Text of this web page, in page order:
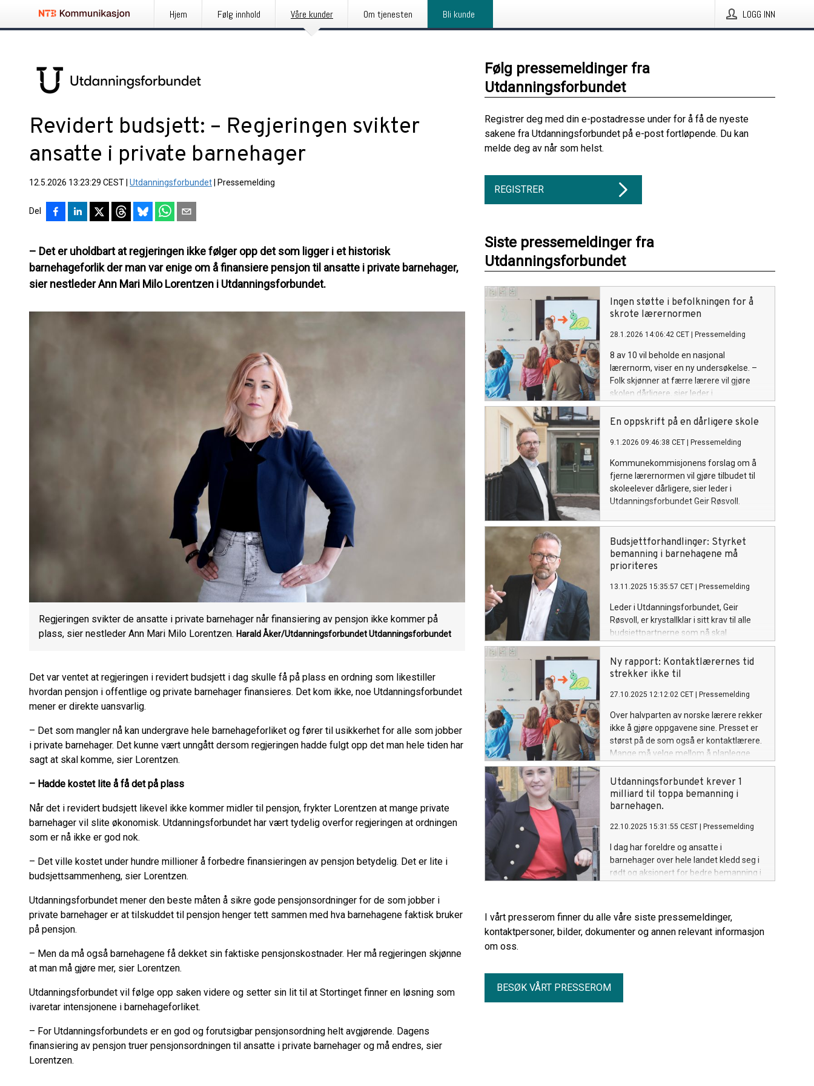
Hjem Følg innhold Våre kunder Om tjenesten Bli kunde LOGG INN
Revidert budsjett: – Regjeringen svikter
ansatte i private barnehager
12.5.2026 13:23:29 CEST Utdanningsforbundet Pressemelding
Del
– Det er uholdbart at regjeringen ikke følger opp det som ligger i et historisk
barnehageforlik der man var enige om å finansiere pensjon til ansatte i private barnehager,
sier nestleder Ann Mari Milo Lorentzen i Utdanningsforbundet.
Regjeringen svikter de ansatte i private barnehager når finansiering av pensjon ikke kommer på
plass, sier nestleder Ann Mari Milo Lorentzen. Harald Åker/UtdanningsforbundetUtdanningsforbundet
Det var ventet at regjeringen i revidert budsjett i dag skulle få på plass en ordning som likestiller
hvordan pensjon i offentlige og private barnehager finansieres. Det kom ikke, noe Utdanningsforbundet
mener er direkte uansvarlig.
– Det som mangler nå kan undergrave hele barnehageforliket og fører til usikkerhet for alle som jobber
i private barnehager. Det kunne vært unngått dersom regjeringen hadde fulgt opp det man hele tiden har
sagt at skal komme, sier Lorentzen.
– Hadde kostet lite å få det på plass
Når det i revidert budsjett likevel ikke kommer midler til pensjon, frykter Lorentzen at mange private
barnehager vil slite økonomisk. Utdanningsforbundet har vært tydelig overfor regjeringen at ordningen
som er nå ikke er god nok.
– Det ville kostet under hundre millioner å forbedre finansieringen av pensjon betydelig. Det er lite i
budsjettsammenheng, sier Lorentzen.
Utdanningsforbundet mener den beste måten å sikre gode pensjonsordninger for de som jobber i
private barnehager er at tilskuddet til pensjon henger tett sammen med hva barnehagene faktisk bruker
på pensjon.
– Men da må også barnehagene få dekket sin faktiske pensjonskostnader. Her må regjeringen skjønne
at man må gjøre mer, sier Lorentzen.
Utdanningsforbundet vil følge opp saken videre og setter sin lit til at Stortinget finner en løsning som
ivaretar intensjonene i barnehageforliket.
– For Utdanningsforbundets er en god og forutsigbar pensjonsordning helt avgjørende. Dagens
finansiering av pensjon truer pensjonsordningen til ansatte i private barnehager og må endres, sier
Lorentzen.
Følg pressemeldinger fra
Utdanningsforbundet
Registrer deg med din e-postadresse under for å få de nyeste
sakene fra Utdanningsforbundet på e-post fortløpende. Du kan
melde deg av når som helst.
REGISTRER
Siste pressemeldinger fra
Utdanningsforbundet
Ingen støtte i befolkningen for å
skrote lærernormen
28.1.2026 14:06:42 CET Pressemelding
8 av 10 vil beholde en nasjonal
lærernorm, viser en ny undersøkelse. –
Folk skjønner at færre lærere vil gjøre
skolen dårligere, sier leder i
Utdanningsforbundet Geir Røsvoll.
En oppskrift på en dårligere skole
9.1.2026 09:46:38 CET Pressemelding
Kommunekommisjonens forslag om å
fjerne lærernormen vil gjøre tilbudet til
skoleelever dårligere, sier leder i
Utdanningsforbundet Geir Røsvoll.
Budsjettforhandlinger: Styrket
bemanning i barnehagene må
prioriteres
13.11.2025 15:35:57 CET Pressemelding
Leder i Utdanningsforbundet, Geir
Røsvoll, er krystallklar i sitt krav til alle
budsjettpartnerne som nå skal
forhandle og lage budsjett for neste år:
Bemanningskrisen i barnehagene må
stå aller øverst på prioriteringslista når
utfordringene og behovene er størst.
Ny rapport: Kontaktlærernes tid
strekker ikke til
27.10.2025 12:12:02 CET Pressemelding
Over halvparten av norske lærere rekker
ikke å gjøre oppgavene sine. Presset er
størst på de som også er kontaktlærere.
Mange må velge mellom å planlegge
undervisning eller følge opp elever viser
en ny rapport fra AFI.
Utdanningsforbundet krever 1
milliard til toppa bemanning i
barnehagen.
22.10.2025 15:31:55 CEST Pressemelding
I dag har foreldre og ansatte i
barnehager over hele landet kledd seg i
rødt og aksjonert for bedre bemanning i
milliard kroner ekstra som kan bedre
bemanningen.
I vårt presserom finner du alle våre siste pressemeldinger,
kontaktpersoner, bilder, dokumenter og annen relevant informasjon
om oss.
BESØK VÅRT PRESSEROM